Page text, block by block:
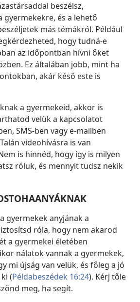
beszélsz,
gyermekekre, és a lehető
más témákról. Például
hogy tudná-e
az időpontban hívni őket
Ez általában jobb, mint ha
akár késő este is
a gyermekeid, akkor is
velük a kapcsolatot
SMS-ben vagy e-mailben
videohívásra is van
is hinnéd, hogy így is milyen
róluk, és mennyit tudsz nekik
gyermekek anyjának a
róla, hogy nem akarod
a gyermekei életében
nálatok vannak a gyermekek,
mi újság van velük, és főleg a jó
(Példabeszédek 16:24). Kérj tőle
meg, ha segít.